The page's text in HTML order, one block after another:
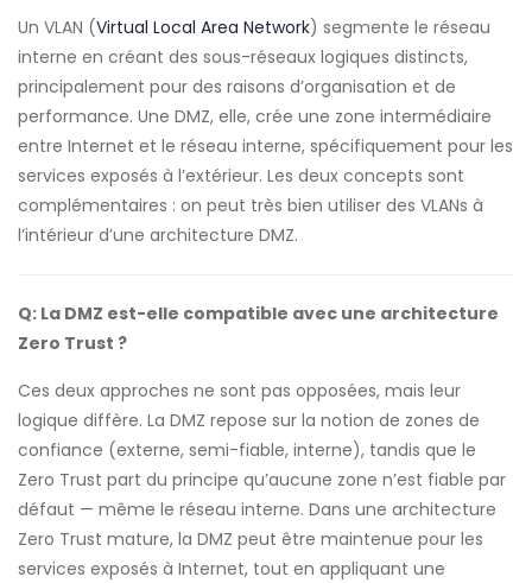
Un VLAN (Virtual Local Area Network) segmente le réseau
interne en créant des sous-réseaux logiques distincts,
principalement pour des raisons d’organisation et de
performance. Une DMZ, elle, crée une zone intermédiaire
entre Internet et le réseau interne, spécifiquement pour les
services exposés à l’extérieur. Les deux concepts sont
complémentaires : on peut très bien utiliser des VLANs à
l’intérieur d’une architecture DMZ.
Q: La DMZ est-elle compatible avec une architecture
Zero Trust ?
Ces deux approches ne sont pas opposées, mais leur
logique diffère. La DMZ repose sur la notion de zones de
confiance (externe, semi-fiable, interne), tandis que le
Zero Trust part du principe qu’aucune zone n’est fiable par
défaut — même le réseau interne. Dans une architecture
Zero Trust mature, la DMZ peut être maintenue pour les
services exposés à Internet, tout en appliquant une